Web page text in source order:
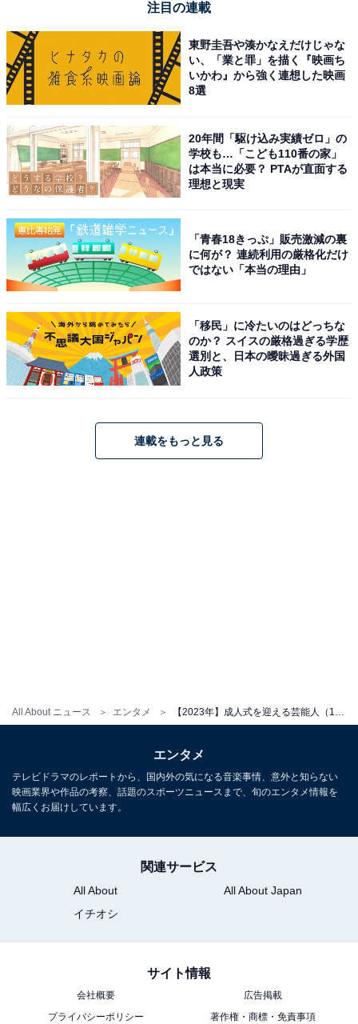
All About ニュース エンタメ
View this post on Instagram
A post shared by 鈴木 福 (@s_fuku_te)
芦田愛菜さんと同じく元子役で俳優として活躍する鈴木
福さん。
4人兄弟の長男で、妹の夢さんと誉さん、弟の楽さんも
View this post on Instagram
注目の連載
東野圭吾や湊かなえだけじゃな
い、「業と罪」を描く『映画ち
いかわ』から強く連想した映画
8選
20年間「駆け込み実績ゼロ」の
学校も…「こども110番の家」
は本当に必要？ PTAが直面する
理想と現実
「青春18きっぷ」販売激減の裏
に何が？ 連続利用の厳格化だけ
ではない「本当の理由」
「移民」に冷たいのはどっちな
のか？ スイスの厳格過ぎる学歴
選別と、日本の曖昧過ぎる外国
人政策
連載をもっと見る
エンタメ
テレビドラマのレポートから、国内外の気になる音楽事情、意外と知らない
映画業界や作品の考察、話題のスポーツニュースまで、旬のエンタメ情報を
幅広くお届けしています。
関連サービス
All About
All About Japan
イチオシ
サイト情報
会社概要
広告掲載
プライバシーポリシー
著作権・商標・免責事項